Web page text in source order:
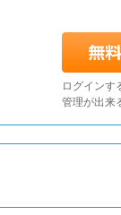
ログインす
管理が出来